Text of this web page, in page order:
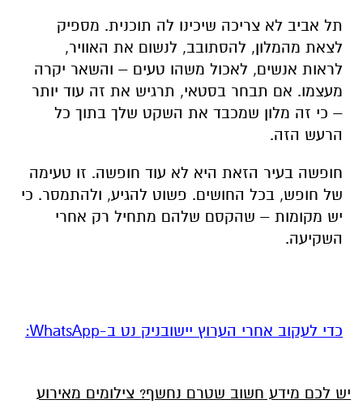
תל אביב לא צריכה שיכינו לה תוכנית. מספיק
לצאת מהמלון, להסתובב, לנשום את האוויר,
לראות אנשים, לאכול משהו טעים – והשאר יקרה
מעצמו. אם תבחר בסטאי, תרגיש את זה עוד יותר
– כי זה מלון שמכבד את השקט שלך בתוך כל
הרעש הזה.
חופשה בעיר הזאת היא לא עוד חופשה. זו טעימה
של חופש, בכל החושים. פשוט להגיע, ולהתמסר. כי
יש מקומות – שהקסם שלהם מתחיל רק אחרי
השקיעה.
‏כדי לעקוב אחרי הערוץ יישובניק נט ב-WhatsApp:‏‏‏
יש לכם מידע חשוב שטרם נחשף? צילומים מאירוע